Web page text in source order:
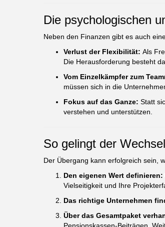
Die psychologischen
Neben den Finanzen gibt es auch
Verlust der Flexibilität: Als
Die Herausforderung besteht
Vom Einzelkämpfer zum
müssen sich in die
Fokus auf das Ganze: Statt
verstehen und unterstützen.
So gelingt der
Der Übergang kann erfolgreich sein,
Den eigenen Wert definieren:
Vielseitigkeit und Ihre
Das richtige Unternehmen
Über das Gesamtpaket